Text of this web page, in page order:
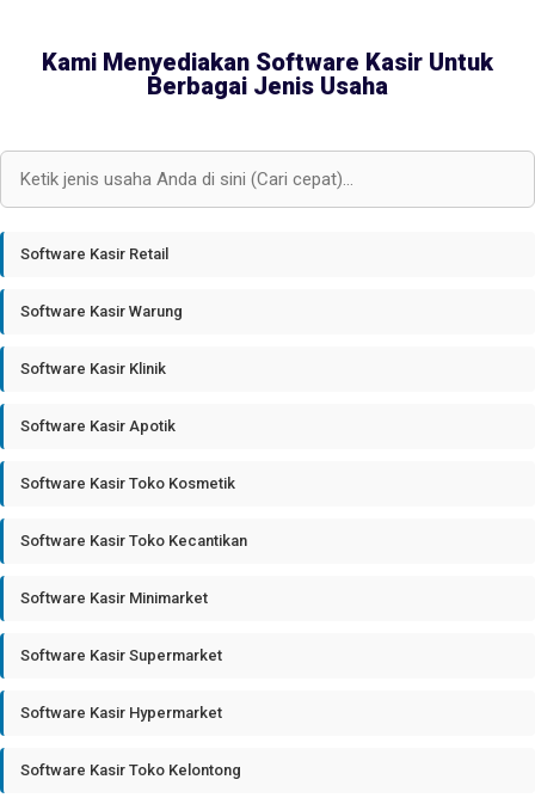
Kami Menyediakan Software Kasir Untuk
Berbagai Jenis Usaha
Software Kasir Retail
Software Kasir Warung
Software Kasir Klinik
Software Kasir Apotik
Software Kasir Toko Kosmetik
Software Kasir Toko Kecantikan
Software Kasir Minimarket
Software Kasir Supermarket
Software Kasir Hypermarket
Software Kasir Toko Kelontong